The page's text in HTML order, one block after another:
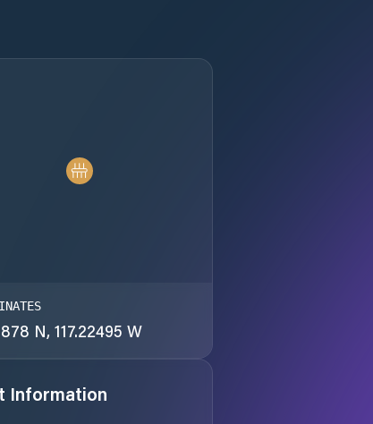
N, 117.22495 W
Information